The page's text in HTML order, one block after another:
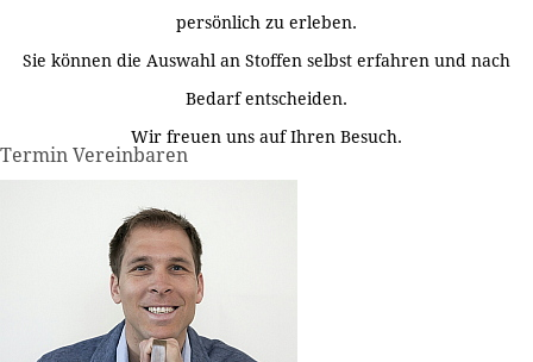
persönlich zu erleben.
Sie können die Auswahl an Stoffen selbst erfahren und nach
Bedarf entscheiden.
Wir freuen uns auf Ihren Besuch.
Termin Vereinbaren